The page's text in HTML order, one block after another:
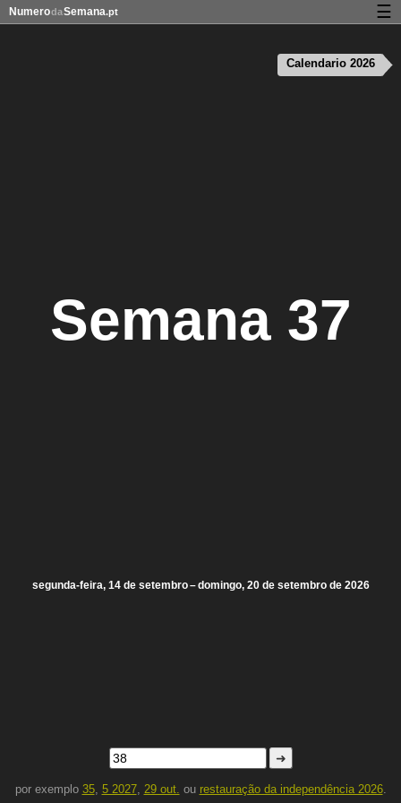
Semana 37
segunda-feira, 14 de setembro – domingo, 20 de setembro de 2026
➜
por exemplo 35, 5 2027, 29 out. ou restauração da independência 2026.
Calendario 2026
NumerodaSemana.pt ☰